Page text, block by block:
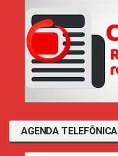
AGENDA TELEFÔNICA